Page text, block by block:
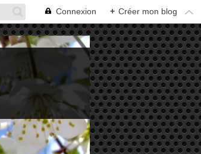
Connexion + Créer mon blog